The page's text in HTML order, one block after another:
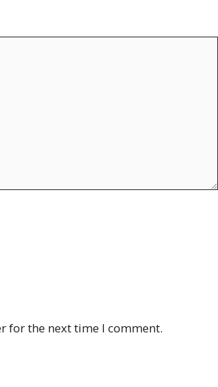
for the next time I comment.